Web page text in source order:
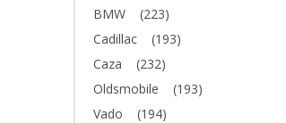
BMW
(223)
Cadillac
(193)
Caza
(232)
Oldsmobile
(193)
Vado
(194)